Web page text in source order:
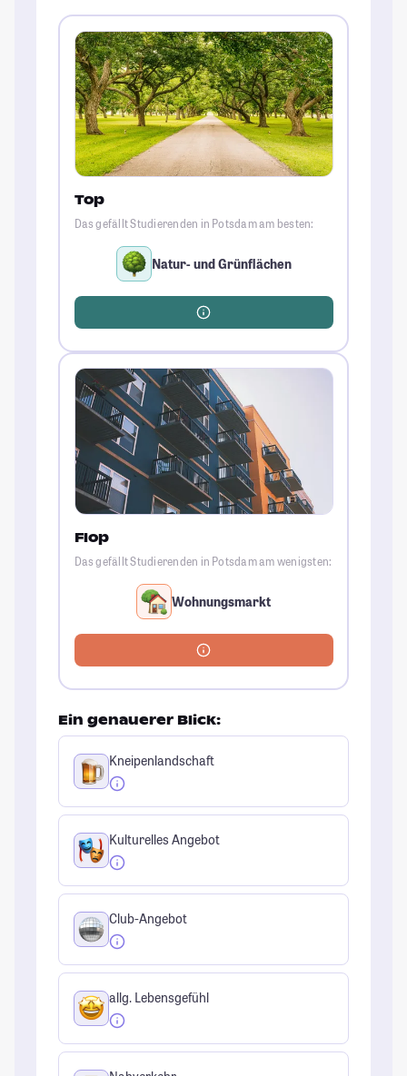
Top
Das gefällt Studierenden in Potsdam am besten:
Natur- und Grünflächen
Flop
Das gefällt Studierenden in Potsdam am wenigsten:
Wohnungsmarkt
Ein genauerer Blick:
Kneipenlandschaft
Kulturelles Angebot
Club-Angebot
allg. Lebensgefühl